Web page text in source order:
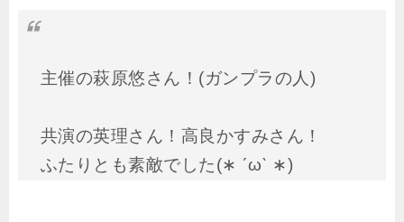
主催の萩原悠さん！(ガンプラの人)
共演の英理さん！高良かすみさん！
ふたりとも素敵でした(∗ ˊωˋ ∗)